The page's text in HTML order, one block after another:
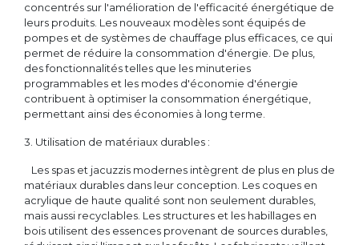
concentrés sur l'amélioration de l'efficacité énergétique de
leurs produits. Les nouveaux modèles sont équipés de
pompes et de systèmes de chauffage plus efficaces, ce qui
permet de réduire la consommation d'énergie. De plus,
des fonctionnalités telles que les minuteries
programmables et les modes d'économie d'énergie
contribuent à optimiser la consommation énergétique,
permettant ainsi des économies à long terme.
3. Utilisation de matériaux durables :
Les spas et jacuzzis modernes intègrent de plus en plus de
matériaux durables dans leur conception. Les coques en
acrylique de haute qualité sont non seulement durables,
mais aussi recyclables. Les structures et les habillages en
bois utilisent des essences provenant de sources durables,